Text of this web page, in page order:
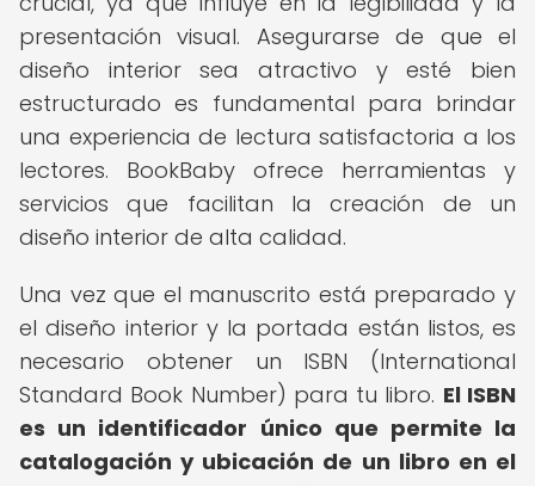
presentación visual. Asegurarse de que el
diseño interior sea atractivo y esté bien
estructurado es fundamental para brindar
una experiencia de lectura satisfactoria a los
lectores. BookBaby ofrece herramientas y
servicios que facilitan la creación de un
diseño interior de alta calidad.
Una vez que el manuscrito está preparado y
el diseño interior y la portada están listos, es
necesario obtener un ISBN (International
Standard Book Number) para tu libro. El ISBN
es un identificador único que permite la
catalogación y ubicación de un libro en el